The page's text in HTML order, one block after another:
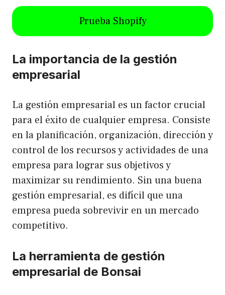
Prueba Shopify
La importancia de la gestión
empresarial
La gestión empresarial es un factor crucial
para el éxito de cualquier empresa. Consiste
en la planificación, organización, dirección y
control de los recursos y actividades de una
empresa para lograr sus objetivos y
maximizar su rendimiento. Sin una buena
gestión empresarial, es difícil que una
empresa pueda sobrevivir en un mercado
competitivo.
La herramienta de gestión
empresarial de Bonsai